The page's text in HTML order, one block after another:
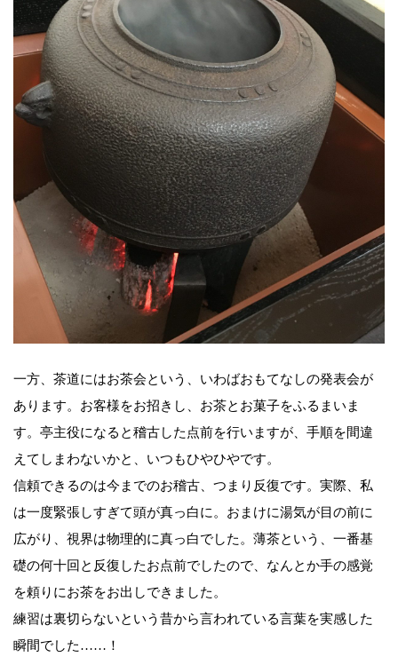
一方、茶道にはお茶会という、いわばおもてなしの発表会が
あります。お客様をお招きし、お茶とお菓子をふるまいま
す。亭主役になると稽古した点前を行いますが、手順を間違
えてしまわないかと、いつもひやひやです。
信頼できるのは今までのお稽古、つまり反復です。実際、私
は一度緊張しすぎて頭が真っ白に。おまけに湯気が目の前に
広がり、視界は物理的に真っ白でした。薄茶という、一番基
礎の何十回と反復したお点前でしたので、なんとか手の感覚
を頼りにお茶をお出しできました。
練習は裏切らないという昔から言われている言葉を実感した
瞬間でした……！